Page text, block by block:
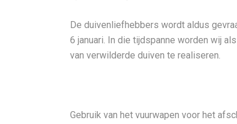
De duivenliefhebbers wordt aldus
6 januari. In die tijdspanne worden wij
van verwilderde duiven te realiseren.
Gebruik van het vuurwapen voor het